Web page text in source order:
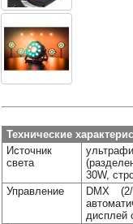
Технические
Источник
света
30W,
Управление
DMX
дисплей